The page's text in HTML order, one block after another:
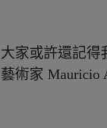
大家或許還記得
藝術家 Mauricio